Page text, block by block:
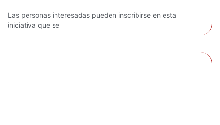
Las personas interesadas pueden inscribirse en esta
iniciativa que se